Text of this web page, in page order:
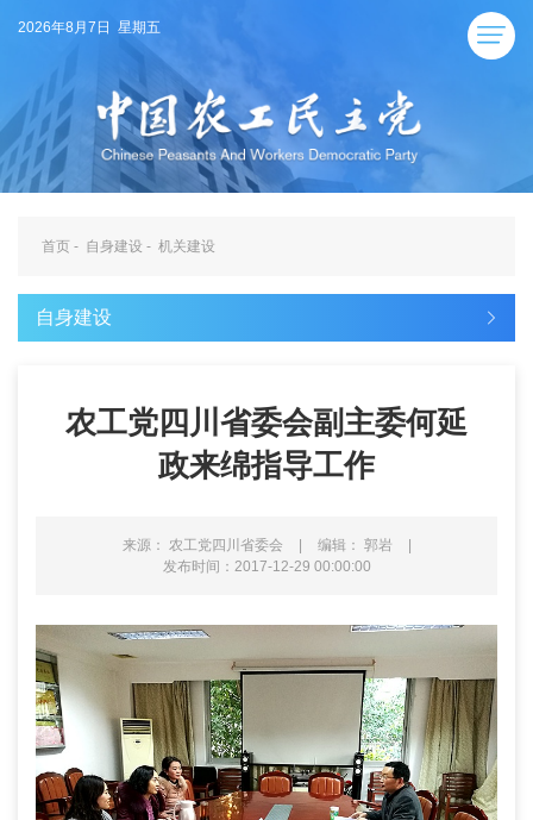
2026年8月7日 星期五
首页 - 自身建设 - 机关建设
自身建设
农工党四川省委会副主委何延
政来绵指导工作
来源： 农工党四川省委会 | 编辑： 郭岩
|
发布时间：2017-12-29 00:00:00